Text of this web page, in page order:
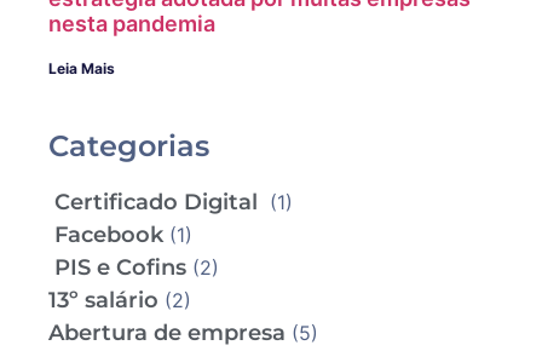
nesta pandemia
Leia Mais
Categorias
Certificado Digital (1)
Facebook(1)
PIS e Cofins (2)
13º salário (2)
Abertura de empresa (5)